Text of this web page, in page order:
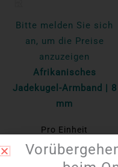
Bitte melden Sie sich
an, um die Preise
anzuzeigen
Afrikanisches
Jadekugel-Armband | 8
mm
Pro Einheit
Mehr lesen